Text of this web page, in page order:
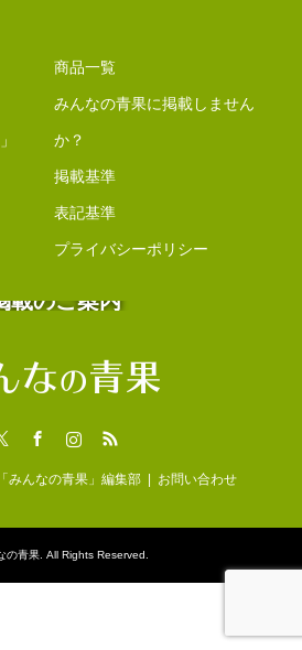
商品一覧
みんなの青果に掲載しません
か？
掲載基準
表記基準
プライバシーポリシー
載のご案内
みんなの青果」編集部 お問い合わせ
の青果. All Rights Reserved.